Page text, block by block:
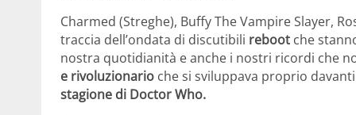
Charmed (Streghe), Buffy The Vampire Slayer,
traccia dell’ondata di discutibili reboot che
nostra quotidianità e anche i nostri ricordi che
e rivoluzionario che si sviluppava proprio
stagione di Doctor Who.